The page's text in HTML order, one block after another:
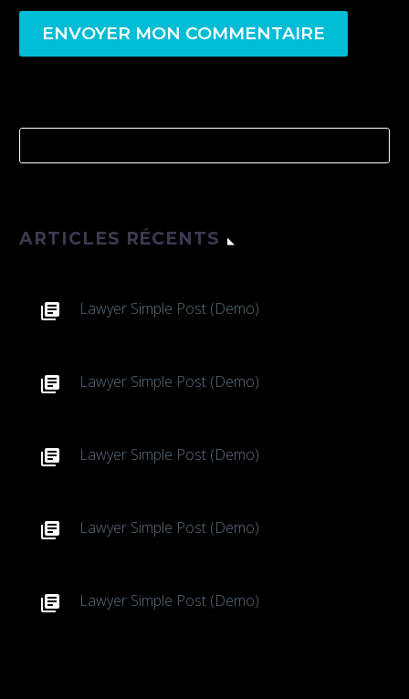
ENVOYER MON COMMENTAIRE
ARTICLES RÉCENTS
Lawyer Simple Post (Demo)
Lawyer Simple Post (Demo)
Lawyer Simple Post (Demo)
Lawyer Simple Post (Demo)
Lawyer Simple Post (Demo)